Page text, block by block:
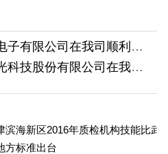
在我司顺利取得电动螺丝刀3C认证证书
司在我司顺利取得科教DIY玩具3C认证证书
滨海新区2016年质检机构技能比武
方标准出台